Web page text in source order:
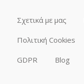
Σχετικά με μας
Πολιτική Cookies
GDPR Blog